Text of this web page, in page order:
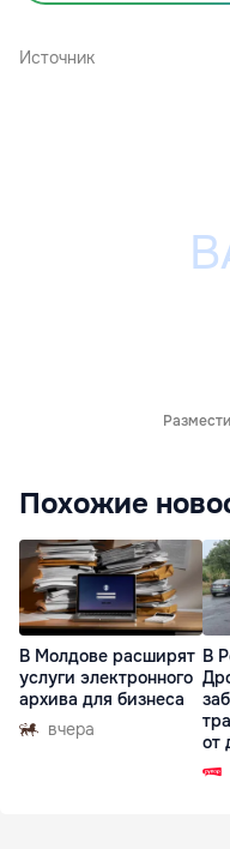
Источник
Похожие
В Молдове расширят
услуги электронного
архива для бизнеса
вчера
В
от